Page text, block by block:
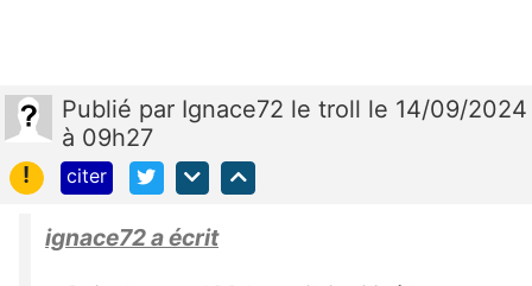
Publié par Ignace72 le troll le 14/09/2024
à 09h27
!
citer
ignace72 a écrit